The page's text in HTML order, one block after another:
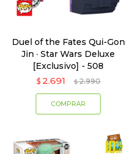
Duel of the Fates Qui-Gon
Jin · Star Wars Deluxe
[Exclusivo] - 508
$ 2.691 $ 2.990